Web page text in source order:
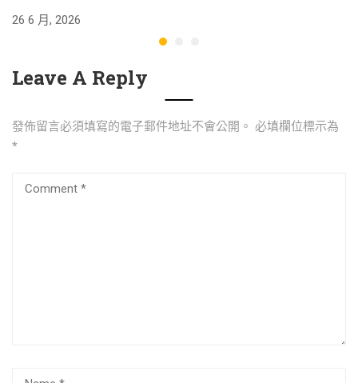
26 6 月, 2026
Leave A Reply
發佈留言必須填寫的電子郵件地址不會公開。 必填欄位標示為
*